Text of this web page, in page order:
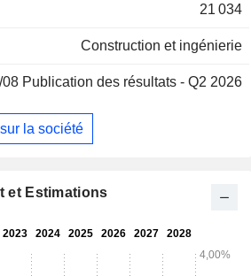
ports, barrages et chemins de fer ; -
reconnues depuis 1998, avec
à moyen terme compris entre
le secteur de l'environnement au
l'intermédiaire de la société SUMA
leader dans le traitement et la
le Brésil, Oman et la Côte d'Ivoire
21 034
Construction et ingénierie
08 Publication des résultats - Q2 2026
la société
et Estimations